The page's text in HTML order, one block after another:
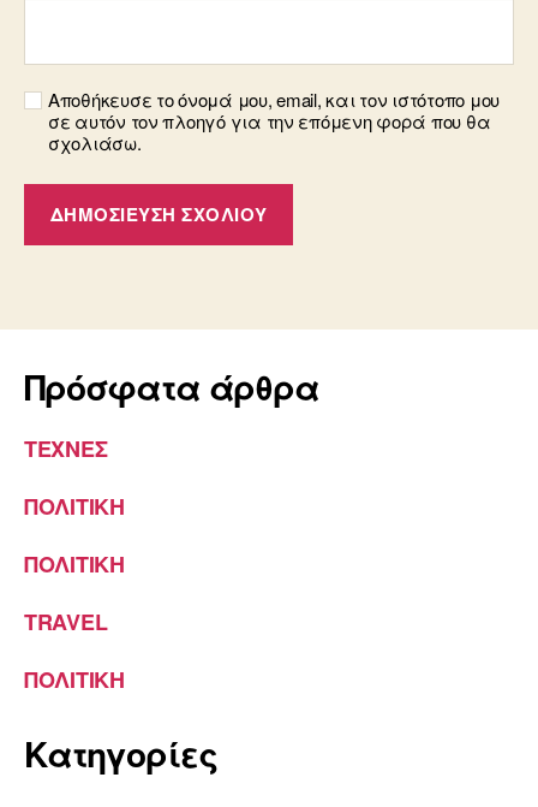
Αποθήκευσε το όνομά μου, email, και τον ιστότοπο μου
σε αυτόν τον πλοηγό για την επόμενη φορά που θα
σχολιάσω.
Πρόσφατα άρθρα
ΤΕΧΝΕΣ
ΠΟΛΙΤΙΚΗ
ΠΟΛΙΤΙΚΗ
TRAVEL
ΠΟΛΙΤΙΚΗ
Kατηγορίες